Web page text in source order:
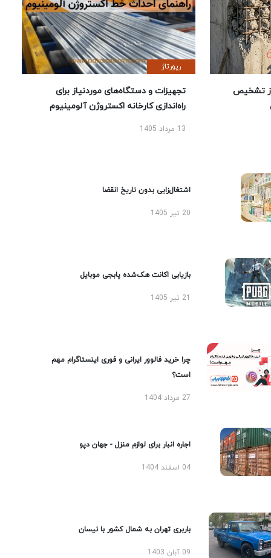
تشخیص
رپورتاژ
تجهیزات و دستگاه‌های موردنیاز برای
راه‌اندازی کارخانه اکستروژن آلومینیوم
13 مرداد 1405
اشتغال‌زایی بدون تاریخ انقضا
20 تیر 1405
بازیابی اکانت هک‌شده پابجی موبایل
چرا خرید فالوور ایرانی و فوری اینستاگرام مهم
است؟
27 مرداد 1404
اجاره انبار برای لوازم منزل - جهان دپو
04 اسفند 1404
باربری تهران به شمال کشور با نیسان
09 آبان 1403